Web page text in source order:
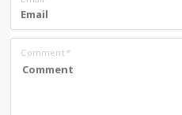
Comment*